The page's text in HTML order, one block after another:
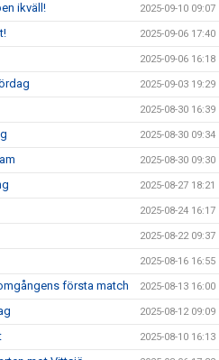
ikväll! 2025-09-10 09:07
2025-09-06 17:40
2025-09-06 16:18
2025-09-03 19:29
2025-08-30 16:39
2025-08-30 09:34
2025-08-30 09:30
2025-08-27 18:21
2025-08-24 16:17
2025-08-22 09:37
2025-08-16 16:55
första match 2025-08-13 16:00
2025-08-12 09:09
2025-08-10 16:13